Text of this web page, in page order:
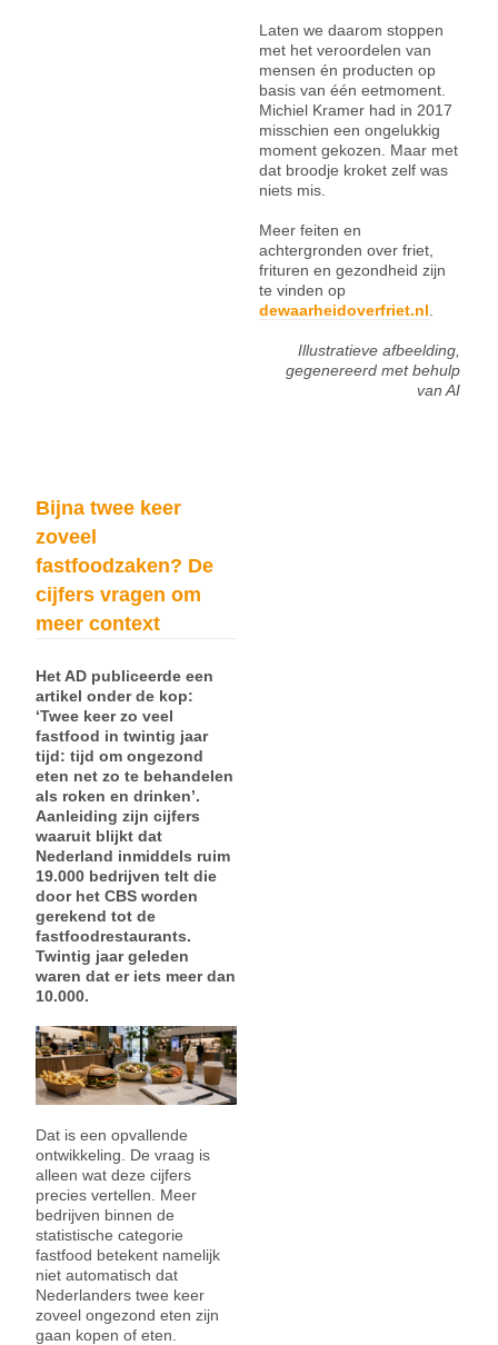
Laten we daarom stoppen
met het veroordelen van
mensen én producten op
basis van één eetmoment.
Michiel Kramer had in 2017
misschien een ongelukkig
moment gekozen. Maar met
dat broodje kroket zelf was
niets mis.
Meer feiten en
achtergronden over friet,
frituren en gezondheid zijn
te vinden op
dewaarheidoverfriet.nl
Illustratieve afbeelding,
gegenereerd met behulp
van AI
Bijna twee keer
zoveel
fastfoodzaken? De
cijfers vragen om
meer context
Het AD publiceerde een
artikel onder de kop:
‘Twee keer zo veel
fastfood in twintig jaar
tijd: tijd om ongezond
eten net zo te behandelen
als roken en drinken’.
Aanleiding zijn cijfers
waaruit blijkt dat
Nederland inmiddels ruim
19.000 bedrijven telt die
door het CBS worden
gerekend tot de
fastfoodrestaurants.
Twintig jaar geleden
waren dat er iets meer dan
10.000.
Dat is een opvallende
ontwikkeling. De vraag is
alleen wat deze cijfers
precies vertellen. Meer
bedrijven binnen de
statistische categorie
fastfood betekent namelijk
niet automatisch dat
Nederlanders twee keer
zoveel ongezond eten zijn
gaan kopen of eten.